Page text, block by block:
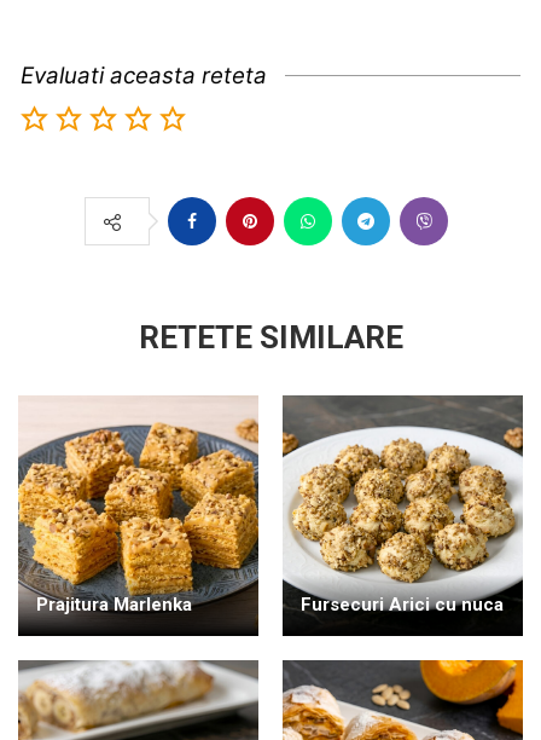
Evaluati aceasta reteta
RETETE SIMILARE
Prajitura Marlenka Fursecuri Arici cu nuca